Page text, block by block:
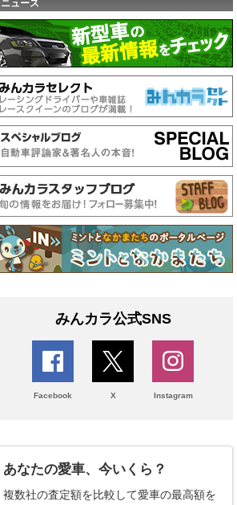
ニュース
みんカラ公式SNS
Facebook X Instagram
あなたの愛車、今いくら？
複数社の査定額を比較して愛車の最高額を